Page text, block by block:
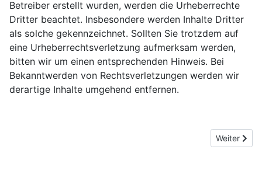
Betreiber erstellt wurden, werden die Urheberrechte
Dritter beachtet. Insbesondere werden Inhalte Dritter
als solche gekennzeichnet. Sollten Sie trotzdem auf
eine Urheberrechtsverletzung aufmerksam werden,
bitten wir um einen entsprechenden Hinweis. Bei
Bekanntwerden von Rechtsverletzungen werden wir
derartige Inhalte umgehend entfernen.
Nächster
Weiter